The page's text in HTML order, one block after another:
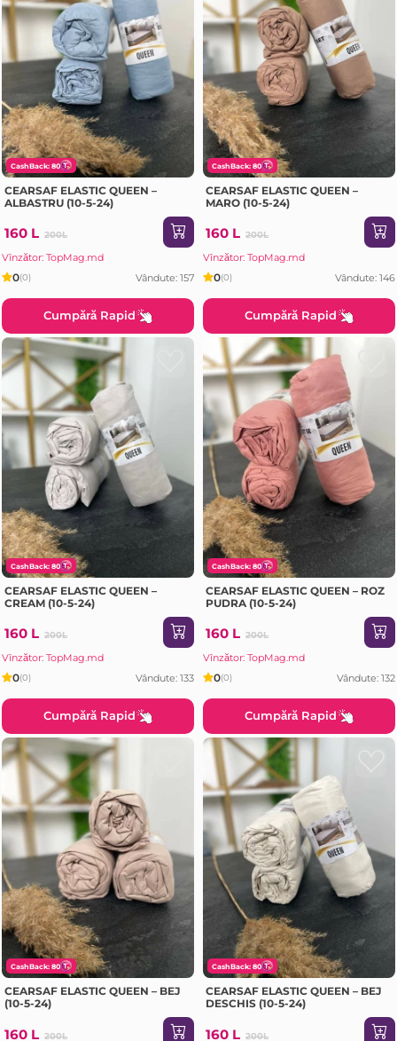
CashBack: 80
CEARSAF ELASTIC QUEEN –
ALBASTRU (10-5-24)
160 L 200L
Vînzător: TopMag.md
0(0) Vândute: 157
Cumpără Rapid
CashBack: 80
CEARSAF ELASTIC QUEEN –
MARO (10-5-24)
160 L 200L
Vînzător: TopMag.md
0(0) Vândute: 146
Cumpără Rapid
CashBack: 80
CEARSAF ELASTIC QUEEN –
CREAM (10-5-24)
160 L 200L
Vînzător: TopMag.md
0(0) Vândute: 133
Cumpără Rapid
CashBack: 80
CEARSAF ELASTIC QUEEN – ROZ
PUDRA (10-5-24)
160 L 200L
Vînzător: TopMag.md
0(0) Vândute: 132
Cumpără Rapid
CashBack: 80
CEARSAF ELASTIC QUEEN – BEJ
(10-5-24)
160 L 200L
CashBack: 80
CEARSAF ELASTIC QUEEN – BEJ
DESCHIS (10-5-24)
160 L 200L